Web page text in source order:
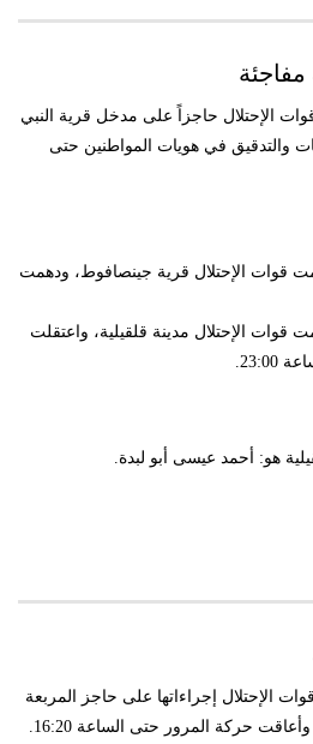
أقامت قوات الإحتلال حاجزاً على مدخل قرية النبي
والتدقيق في هويات المواطنين حتى
17:40 اقتحمت قوات الإحتلال قرية جينصافوط، ودهمت
22:20 اقتحمت قوات الإحتلال مدينة قلقيلية، واعتقلت
هو: أحمد عيسى أبو لبدة.
شددت قوات الإحتلال إجراءاتها على حاجز المربعة
حركة المرور حتى الساعة 16:20.